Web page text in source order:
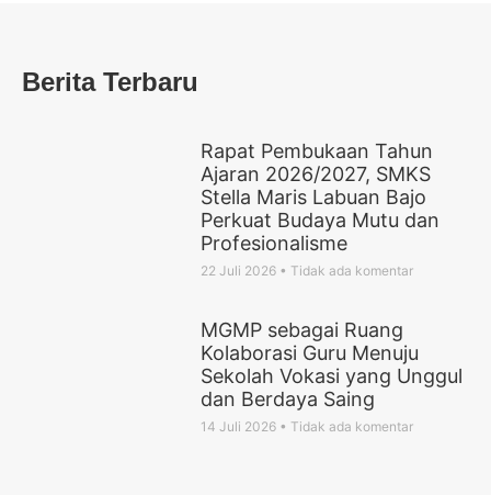
Berita Terbaru
Rapat Pembukaan Tahun
Ajaran 2026/2027, SMKS
Stella Maris Labuan Bajo
Perkuat Budaya Mutu dan
Profesionalisme
22 Juli 2026 Tidak ada komentar
MGMP sebagai Ruang
Kolaborasi Guru Menuju
Sekolah Vokasi yang Unggul
dan Berdaya Saing
14 Juli 2026 Tidak ada komentar